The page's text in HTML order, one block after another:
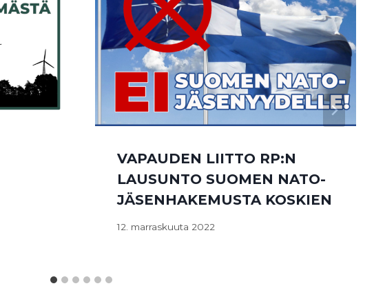
VAPAUDEN LIITTO RP:N
LAUSUNTO SUOMEN NATO-
JÄSENHAKEMUSTA KOSKIEN
12. marraskuuta 2022